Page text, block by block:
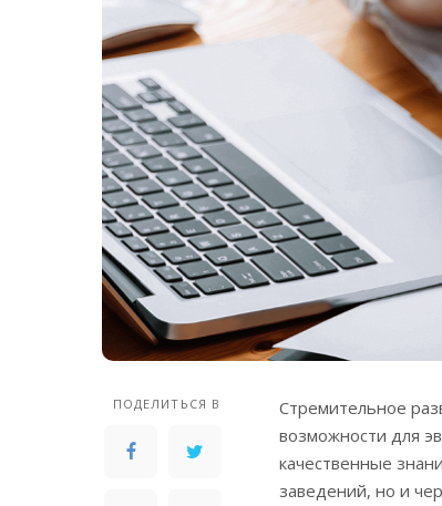
ПОДЕЛИТЬСЯ В
Стремительное
возможности для
качественные
заведений, но и